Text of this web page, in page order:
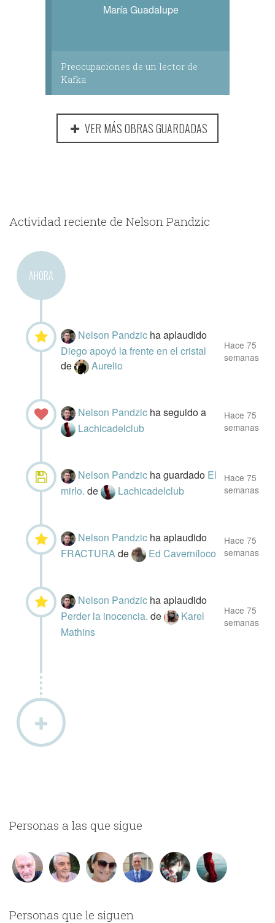
María Guadalupe
Preocupaciones de un lector de
Kafka
VER MÁS OBRAS GUARDADAS
Actividad reciente de Nelson Pandzic
AHORA
Nelson Pandzic ha aplaudido
Diego apoyó la frente en el cristal
de
Aurelio
Hace 75
semanas
Nelson Pandzic ha seguido a
Lachicadelclub
Hace 75
semanas
Nelson Pandzic ha guardado El
mirlo.de Lachicadelclub
Hace 75
semanas
Nelson Pandzic ha aplaudido
FRACTURAde Ed Caverníloco
Hace 75
semanas
Nelson Pandzic ha aplaudido
Perder la inocencia.de
Karel
Mathins
Hace 75
semanas
Personas a las que sigue
Personas que le siguen